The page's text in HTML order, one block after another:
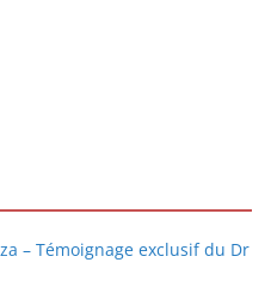
– Témoignage exclusif du Dr